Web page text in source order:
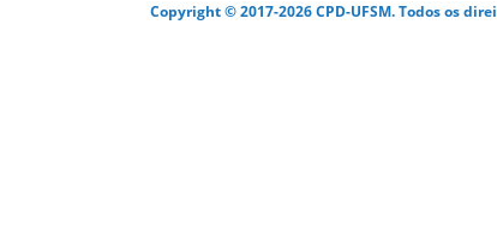
Copyright © 2017-2026 CPD-UFSM. Todos os